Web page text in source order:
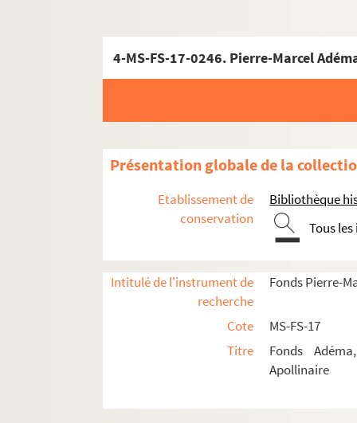
4-MS-FS-17-0246. Pierre-Marcel
Présentation globale de la
Etablissement de
conservation
Bibliothèque
Tous
Intitulé de l'instrument de
recherche
Fonds Pierre-
Cote
MS-FS-17
Titre
Fonds
Apollinaire
Fiction
Textes et éditions érotiques
Critique littéraire
4-MS-FS-17-1378. Conférences
4-MS-FS-17-0238. Préfaces
Notes
Manuscrits conservés
Publications d'œuvres
Bibliothèque de la Pléiade